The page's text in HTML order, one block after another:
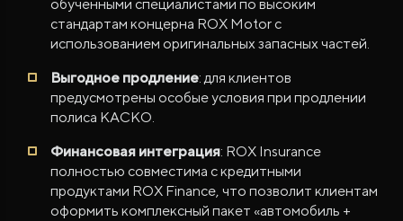
обученными специалистами по высоким
стандартам концерна ROX Motor с
использованием оригинальных запасных частей.
Выгодное продление: для клиентов
предусмотрены особые условия при продлении
полиса КАСКО.
Финансовая интеграция: ROX Insurance
полностью совместима с кредитными
продуктами ROX Finance, что позволит клиентам
оформить комплексный пакет «автомобиль +